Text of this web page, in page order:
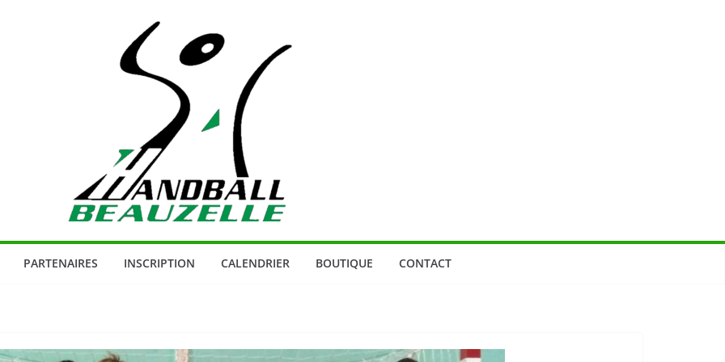
PARTENAIRES INSCRIPTION CALENDRIER BOUTIQUE CONTACT